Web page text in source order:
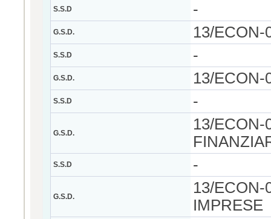
S.S.D -
G.S.D. 13/ECON-
S.S.D -
G.S.D. 13/ECON-
S.S.D -
G.S.D.
13/ECON-
S.S.D -
G.S.D.
13/ECON-
IMPRESE